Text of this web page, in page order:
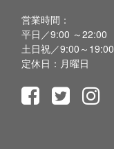
営業時間：
平日／9:00 ～22:00
土日祝／9:00～19:00
定休日：月曜日